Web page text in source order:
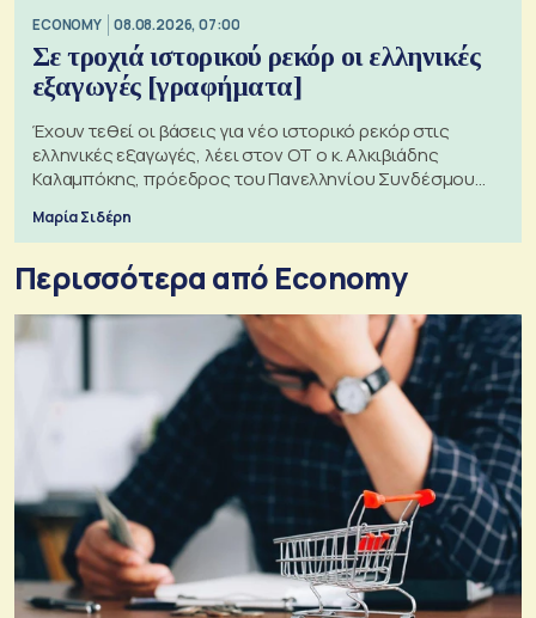
ECONOMY 08.08.2026, 07:00
Σε τροχιά ιστορικού ρεκόρ οι ελληνικές
εξαγωγές [γραφήματα]
Έχουν τεθεί οι βάσεις για νέο ιστορικό ρεκόρ στις
ελληνικές εξαγωγές, λέει στον ΟΤ ο κ. Αλκιβιάδης
Καλαμπόκης, πρόεδρος του Πανελληνίου Συνδέσμου
Μαρία Σιδέρη
Περισσότερα από Economy